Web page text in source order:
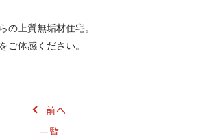
の上質無垢材住宅。
ご体感ください。
前へ
一覧